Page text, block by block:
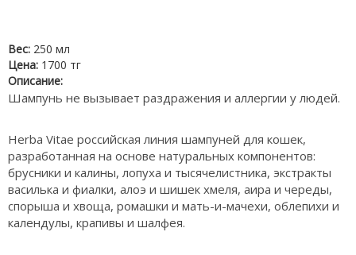
Вес: 250 мл
Цена: 1700 тг
Описание:
Шампунь не вызывает раздражения и аллергии у людей.
Herba Vitae российская линия шампуней для кошек,
разработанная на основе натуральных компонентов:
брусники и калины, лопуха и тысячелистника, экстракты
василька и фиалки, алоэ и шишек хмеля, аира и череды,
спорыша и хвоща, ромашки и мать-и-мачехи, облепихи и
календулы, крапивы и шалфея.